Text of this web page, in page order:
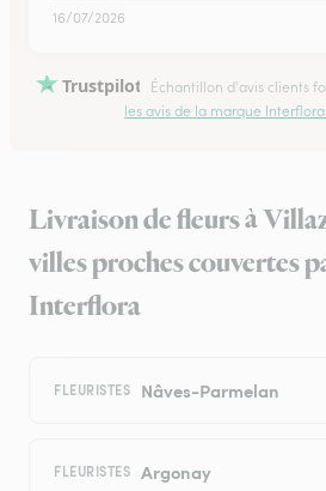
16/07/2026
Trustpilot Échantillon d'avis clients
les avis de la marque
Livraison de fleurs à
villes proches couvertes
Interflora
FLEURISTES Nâves-Parmelan
FLEURISTES Argonay